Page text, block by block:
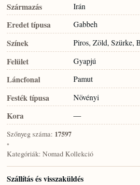
Származás Irán
Eredet típusa Gabbeh
Színek Piros, Zöld, Szürke,
Felület Gyapjú
Láncfonal Pamut
Festék típusa Növényi
Kora —
Szőnyeg száma: 17597
•
Kategóriák: Nomad Kollekció
Szállítás és visszaküldés